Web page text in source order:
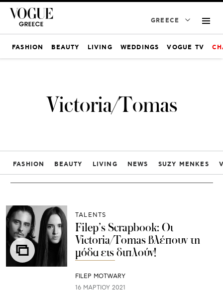
GREECE
FASHION BEAUTY LIVING WEDDINGS VOGUE TV
Victoria/Tomas
FASHION BEAUTY LIVING NEWS SUZY MENKES
TALENTS
Filep’s Scrapbook: Οι
Victoria/Tomas βλέπουν τη
μόδα εις διπλούν!
FILEP MOTWARY
16 ΜΑΡΤΊΟΥ 2021